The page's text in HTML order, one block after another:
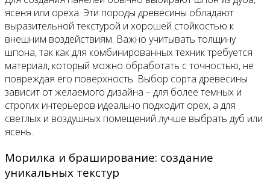
ясеня или ореха. Эти породы древесины обладают
выразительной текстурой и хорошей стойкостью к
внешним воздействиям. Важно учитывать толщину
шпона, так как для комбинированных техник требуется
материал, который можно обработать с точностью, не
повреждая его поверхность. Выбор сорта древесины
зависит от желаемого дизайна – для более темных и
строгих интерьеров идеально подходит орех, а для
светлых и воздушных помещений лучше выбрать дуб или
ясень.
Морилка и браширование: создание
уникальных текстур